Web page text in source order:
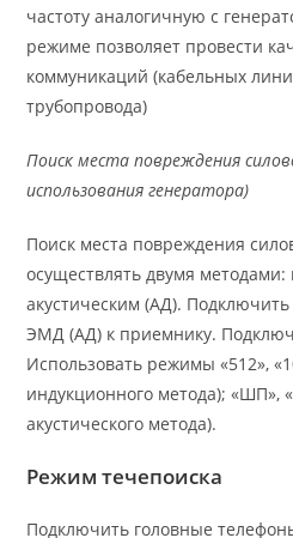
частоту аналогичную с
режиме позволяет провести
коммуникаций (кабельных
трубопровода)
Поиск места повреждения
использования генератора)
Поиск места повреждения
осуществлять двумя
акустическим (АД).
ЭМД (АД) к приемнику.
Использовать режимы «512»,
индукционного метода); «ШП»,
акустического метода).
Режим течепоиска
Подключить головные